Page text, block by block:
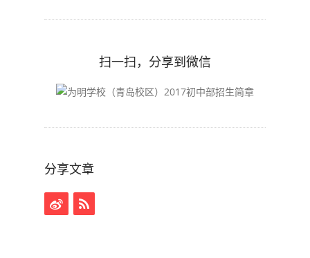
扫一扫，分享到微信
分享文章